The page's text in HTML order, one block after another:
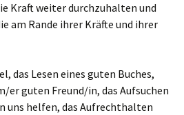
Kraft weiter durchzuhalten und
am Rande ihrer Kräfte und ihrer
das Lesen eines guten Buches,
er guten Freund/in, das Aufsuchen
uns helfen, das Aufrechthalten